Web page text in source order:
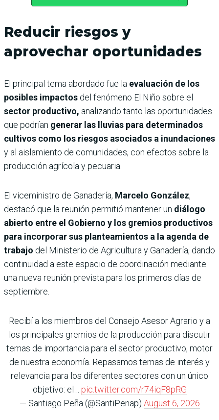
Reducir riesgos y
aprovechar oportunidades
El principal tema abordado fue la evaluación de los
posibles impactos del fenómeno El Niño sobre el
sector productivo, analizando tanto las oportunidades
que podrían generar las lluvias para determinados
cultivos como los riesgos asociados a inundaciones
y al aislamiento de comunidades, con efectos sobre la
producción agrícola y pecuaria.
El viceministro de Ganadería, Marcelo González,
destacó que la reunión permitió mantener un diálogo
abierto entre el Gobierno y los gremios productivos
para incorporar sus planteamientos a la agenda de
trabajo del Ministerio de Agricultura y Ganadería, dando
continuidad a este espacio de coordinación mediante
una nueva reunión prevista para los primeros días de
septiembre.
Recibí a los miembros del Consejo Asesor Agrario y a
los principales gremios de la producción para discutir
temas de importancia para el sector productivo, motor
de nuestra economía. Repasamos temas de interés y
relevancia para los diferentes sectores con un único
objetivo: el… pic.twitter.com/r74iqF8pRG
— Santiago Peña (@SantiPenap) August 6, 2026